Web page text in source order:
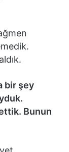
bir şey
ettik. Bunun